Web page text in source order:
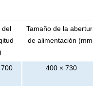
del
Tamaño de la
de alimentación
400 × 730